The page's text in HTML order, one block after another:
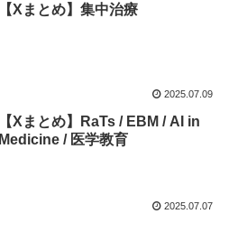
【Xまとめ】集中治療
2025.07.09
【Xまとめ】RaTs / EBM / AI in
Medicine / 医学教育
2025.07.07